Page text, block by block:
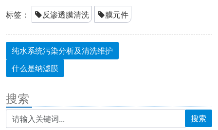
标签： 反渗透膜清洗 膜元件
纯水系统污染分析及清洗维护
什么是纳滤膜
搜索
搜索